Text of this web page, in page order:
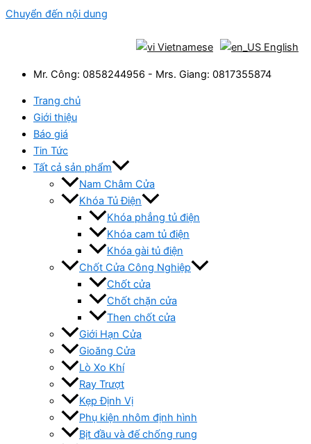
Chuyển đến nội dung
Vietnamese English
Mr. Công: 0858244956 - Mrs. Giang: 0817355874
Trang chủ
Giới thiệu
Báo giá
Tin Tức
Tất cả sản phẩm
Nam Châm Cửa
Khóa Tủ Điện
Khóa phẳng tủ điện
Khóa cam tủ điện
Khóa gài tủ điện
Chốt Cửa Công Nghiệp
Chốt cửa
Chốt chặn cửa
Then chốt cửa
Giới Hạn Cửa
Gioăng Cửa
Lò Xo Khí
Ray Trượt
Kẹp Định Vị
Phụ kiện nhôm định hình
Bịt đầu và đế chống rung